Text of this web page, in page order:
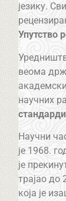
језику.
Упутство
веома
научних
стандарди
Научни
је 1968.
је
трајао до
која је